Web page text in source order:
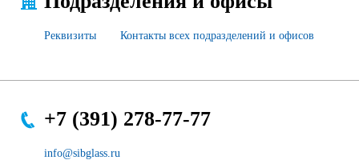
Реквизиты Контакты всех подразделений и офисов
+7 (391) 278-77-77
info@sibglass.ru